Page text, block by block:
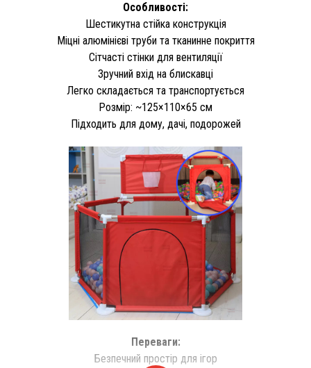
Особливості:
Шестикутна стійка конструкція
Міцні алюмінієві труби та тканинне покриття
Сітчасті стінки для вентиляції
Зручний вхід на блискавці
Легко складається та транспортується
Розмір: ~125×110×65 см
Підходить для дому, дачі, подорожей
Переваги:
Безпечний простір для ігор